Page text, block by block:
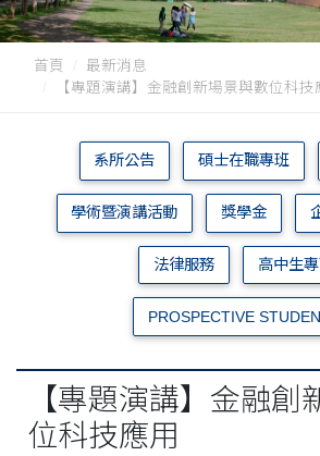
首頁
最新消息
【專題演講】金融創新場景與數位科技
系所公告 碩士在職專班
學術暨演講活動 獎學金
法律服務 高中生
PROSPECTIVE
【專題演講】金融創
位科技應用